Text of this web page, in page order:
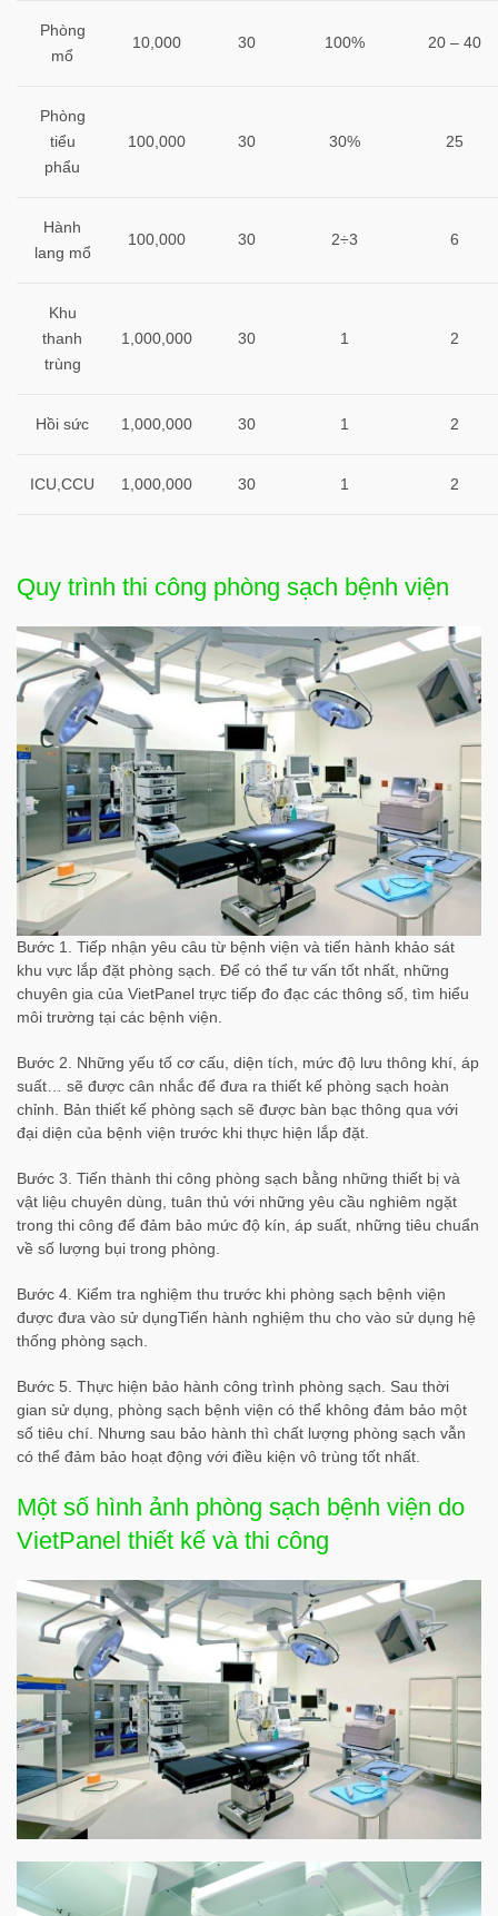
Phòng
mổ
10,000 30 100% 20 – 40
Phòng
tiểu
phẩu
100,000 30 30% 25
Hành
lang mổ
100,000 30 2÷3 6
Khu
thanh
trùng
1,000,000 30 1 2
Hồi sức 1,000,000 30 1 2
ICU,CCU 1,000,000 30 1 2
Quy trình thi công phòng sạch bệnh viện
Bước 1. Tiếp nhận yêu câu từ bệnh viện và tiến hành khảo sát
khu vực lắp đặt phòng sạch. Để có thể tư vấn tốt nhất, những
chuyên gia của VietPanel trực tiếp đo đạc các thông số, tìm hiểu
môi trường tại các bệnh viện.
Bước 2. Những yếu tố cơ cấu, diện tích, mức độ lưu thông khí, áp
suất… sẽ được cân nhắc để đưa ra thiết kế phòng sạch hoàn
chỉnh. Bản thiết kế phòng sạch sẽ được bàn bạc thông qua với
đại diện của bệnh viện trước khi thực hiện lắp đặt.
Bước 3. Tiến thành thi công phòng sạch bằng những thiết bị và
vật liệu chuyên dùng, tuân thủ với những yêu cầu nghiêm ngặt
trong thi công để đảm bảo mức độ kín, áp suất, những tiêu chuẩn
về số lượng bụi trong phòng.
Bước 4. Kiểm tra nghiệm thu trước khi phòng sạch bệnh viện
được đưa vào sử dụngTiến hành nghiệm thu cho vào sử dụng hệ
thống phòng sạch.
Bước 5. Thực hiện bảo hành công trình phòng sạch. Sau thời
gian sử dụng, phòng sạch bệnh viện có thể không đảm bảo một
số tiêu chí. Nhưng sau bảo hành thì chất lượng phòng sạch vẫn
có thể đảm bảo hoạt động với điều kiện vô trùng tốt nhất.
Một số hình ảnh phòng sạch bệnh viện do
VietPanel thiết kế và thi công